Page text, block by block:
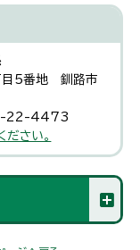
5番地 釧路市
22-4473
さい。